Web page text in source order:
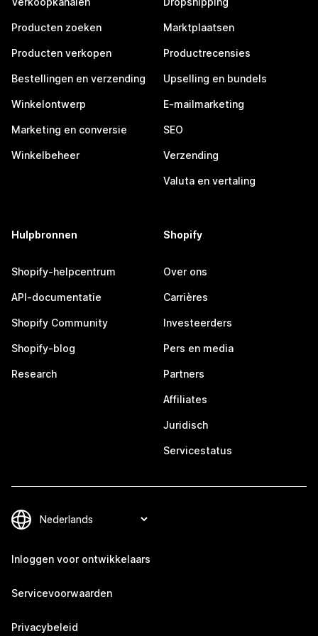
Producten zoeken
Producten verkopen
Bestellingen en verzending
Winkelontwerp
Marketing en conversie
Winkelbeheer
Marktplaatsen
Productrecensies
Upselling en bundels
E-mailmarketing
SEO
Verzending
Valuta en vertaling
Hulpbronnen
Shopify-helpcentrum
API-documentatie
Shopify Community
Shopify-blog
Research
Shopify
Over ons
Carrières
Investeerders
Pers en media
Partners
Affiliates
Juridisch
Servicestatus
Inloggen voor ontwikkelaars
Servicevoorwaarden
Privacybeleid